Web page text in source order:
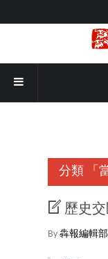
分類 「
歷史
By 犇報編輯部